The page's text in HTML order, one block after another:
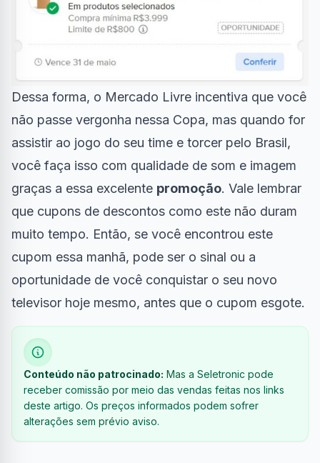
Dessa forma, o Mercado Livre incentiva que você
não passe vergonha nessa Copa, mas quando for
assistir ao jogo do seu time e torcer pelo Brasil,
você faça isso com qualidade de som e imagem
graças a essa excelente promoção. Vale lembrar
que cupons de descontos como este não duram
muito tempo. Então, se você encontrou este
cupom essa manhã, pode ser o sinal ou a
oportunidade de você conquistar o seu novo
televisor hoje mesmo, antes que o cupom esgote.
Conteúdo não patrocinado: Mas a Seletronic pode
receber comissão por meio das vendas feitas nos links
deste artigo. Os preços informados podem sofrer
alterações sem prévio aviso.